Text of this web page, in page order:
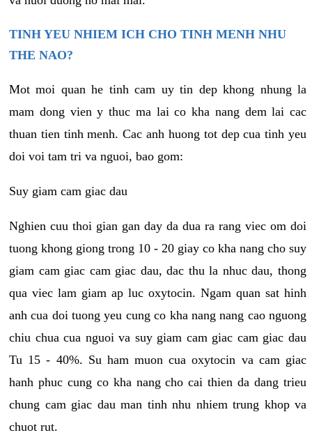
TINH YEU NHIEM ICH CHO TINH MENH NHU
THE NAO?
Mot moi quan he tinh cam uy tin dep khong nhung la
mam dong vien y thuc ma lai co kha nang dem lai cac
thuan tien tinh menh. Cac anh huong tot dep cua tinh yeu
doi voi tam tri va nguoi, bao gom:
Suy giam cam giac dau
Nghien cuu thoi gian gan day da dua ra rang viec om doi
tuong khong giong trong 10 - 20 giay co kha nang cho suy
giam cam giac cam giac dau, dac thu la nhuc dau, thong
qua viec lam giam ap luc oxytocin. Ngam quan sat hinh
anh cua doi tuong yeu cung co kha nang nang cao nguong
chiu chua cua nguoi va suy giam cam giac cam giac dau
Tu 15 - 40%. Su ham muon cua oxytocin va cam giac
hanh phuc cung co kha nang cho cai thien da dang trieu
chung cam giac dau man tinh nhu nhiem trung khop va
chuot rut.